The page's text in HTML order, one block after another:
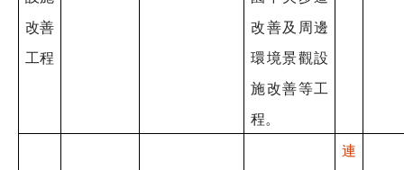
改善
工程
改善及周邊
環境景觀設
施改善等工
程。
連